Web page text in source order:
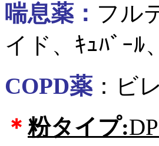
喘息薬： フル
イド、ｷｭﾊﾞｰﾙ
COPD薬 ：ビ
＊ 粉タイプ: